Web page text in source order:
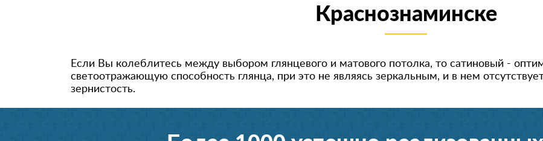
Краснознаминске
Если Вы колеблитесь между выбором глянцевого и матового потолка, то сатиновый -
светоотражающую способность глянца, при это не являясь зеркальным, и в нем
зернистость.